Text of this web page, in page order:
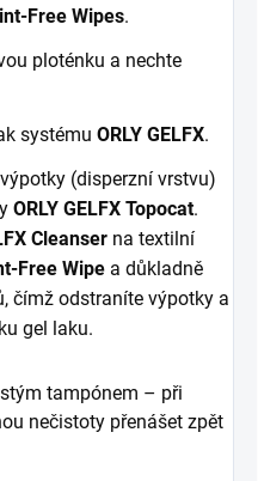
Free Wipes.
ploténku a nechte
systému ORLY GELFX.
(disperzní vrstvu)
ORLY GELFX Topocat.
Cleanser na textilní
Free Wipe a důkladně
čímž odstraníte výpotky a
gel laku.
tampónem – při
nečistoty přenášet zpět